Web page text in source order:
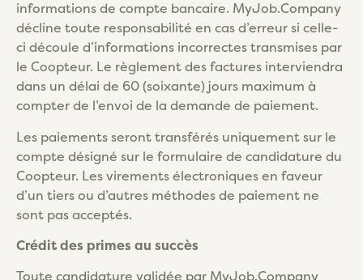
informations de compte bancaire. MyJob.Company
décline toute responsabilité en cas d’erreur si celle-
ci découle d’informations incorrectes transmises par
le Coopteur. Le règlement des factures interviendra
dans un délai de 60 (soixante) jours maximum à
compter de l’envoi de la demande de paiement.
Les paiements seront transférés uniquement sur le
compte désigné sur le formulaire de candidature du
Coopteur. Les virements électroniques en faveur
d’un tiers ou d’autres méthodes de paiement ne
sont pas acceptés.
Crédit des primes au succès
Toute candidature validée par MyJob.Company